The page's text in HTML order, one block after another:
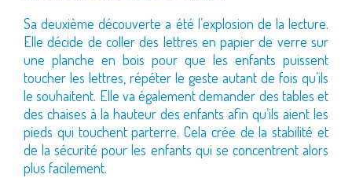
Sa deuxième découverte a été l’explosion de la lecture.
Elle décide de coller des lettres en papier de verre sur
une planche en bois pour que les enfants puissent
toucher les lettres, répéter le geste autant de fois qu’ils
le souhaitent. Elle va également demander des tables et
des chaises à la hauteur des enfants afin qu’ils aient les
pieds qui touchent parterre. Cela crée de la stabilité et
de la sécurité pour les enfants qui se concentrent alors
plus facilement.